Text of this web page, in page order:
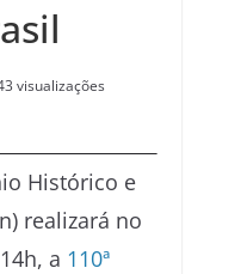
visualizações
Histórico e
realizará no
a 110ª